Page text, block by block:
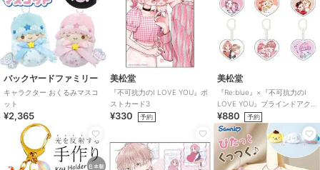
バックヤードファミリー
キャラクター おくるみマスコ
ット
¥2,365
美松堂
『不可抗力のI LOVE YOU』ポ
ストカード3
¥330 予約
美松堂
『Re:blue』×『不可抗力のI
LOVE YOU』ブラインドアク
リルキーホルダー（全6種）
¥880 予約